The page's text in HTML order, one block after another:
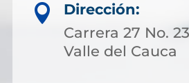

Dirección:
Carrera 27 No.
Valle del Cauca